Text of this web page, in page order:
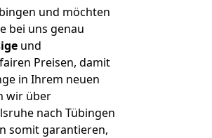
und möchten
bei uns genau
und
Preisen, damit
in Ihrem neuen
wir über
nach Tübingen
somit garantieren,